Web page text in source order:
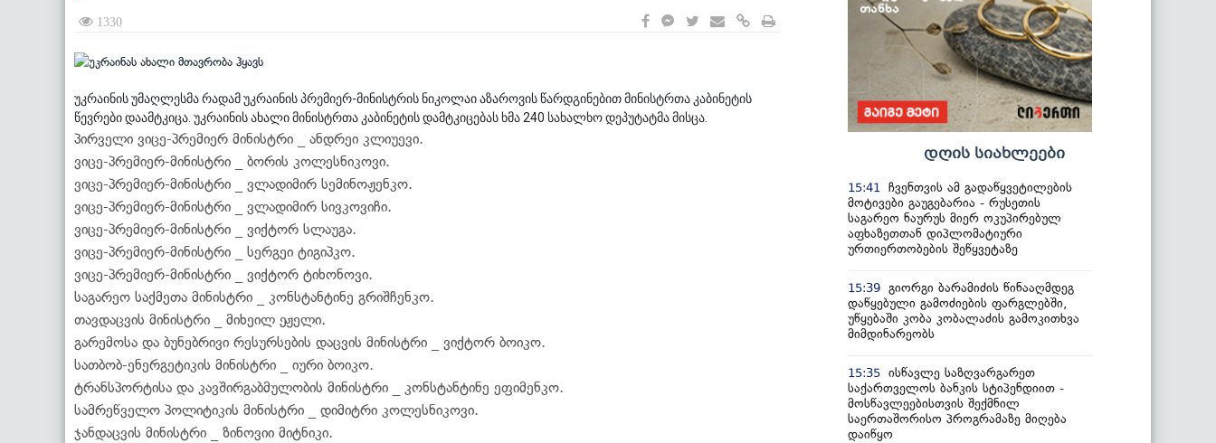
1330
უკრაინის უმაღლესმა რადამ უკრაინის პრემიერ-მინისტრის ნიკოლაი აზაროვის წარდგინებით მინისტრთა კაბინეტის
წევრები დაამტკიცა. უკრაინის ახალი მინისტრთა კაბინეტის დამტკიცებას ხმა 240 სახალხო დეპუტატმა მისცა.
პირველი ვიცე-პრემიერ მინისტრი _ ანდრეი კლიუევი.
ვიცე-პრემიერ-მინისტრი _ ბორის კოლესნიკოვი.
ვიცე-პრემიერ-მინისტრი _ ვლადიმირ სემინოჟენკო.
ვიცე-პრემიერ-მინისტრი _ ვლადიმირ სივკოვიჩი.
ვიცე-პრემიერ-მინისტრი _ ვიქტორ სლაუგა.
ვიცე-პრემიერ-მინისტრი _ სერგეი ტიგიპკო.
ვიცე-პრემიერ-მინისტრი _ ვიქტორ ტიხონოვი.
საგარეო საქმეთა მინისტრი _ კონსტანტინე გრიშჩენკო.
თავდაცვის მინისტრი _ მიხეილ ეჟელი.
გარემოსა და ბუნებრივი რესურსების დაცვის მინისტრი _ ვიქტორ ბოიკო.
სათბობ-ენერგეტიკის მინისტრი _ იური ბოიკო.
ტრანსპორტისა და კავშირგაბმულობის მინისტრი _ კონსტანტინე ეფიმენკო.
სამრეწველო პოლიტიკის მინისტრი _ დიმიტრი კოლესნიკოვი.
ჯანდაცვის მინისტრი _ ზინოვიი მიტნიკი.
დღის სიახლეები
15:41
ჩვენთვის ამ გადაწყვეტილების
მოტივები გაუგებარია - რუსეთის
საგარეო ნაურუს მიერ ოკუპირებულ
აფხაზეთთან დიპლომატიური
ურთიერთობების შეწყვეტაზე
15:39 გიორგი ბარამიძის წინააღმდეგ
დაწყებული გამოძიების ფარგლებში,
უწყებაში კობა კობალაძის გამოკითხვა
მიმდინარეობს
15:35 ისწავლე საზღვარგარეთ
საქართველოს ბანკის სტიპენდიით -
მოსწავლეებისთვის შექმნილ
საერთაშორისო პროგრამაზე მიღება
დაიწყო